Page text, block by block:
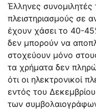
Έλληνες συνομιλητές
πλειστηριασμούς σε
έχουν χάσει το 40-
δεν μπορούν να
στοχεύουν μόνο
τα χρήματα δεν
ότι οι ηλεκτρονικοί
εντός του
των